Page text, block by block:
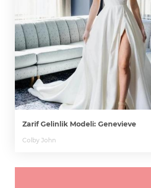
Zarif Gelinlik Modeli: Genevieve
Colby John